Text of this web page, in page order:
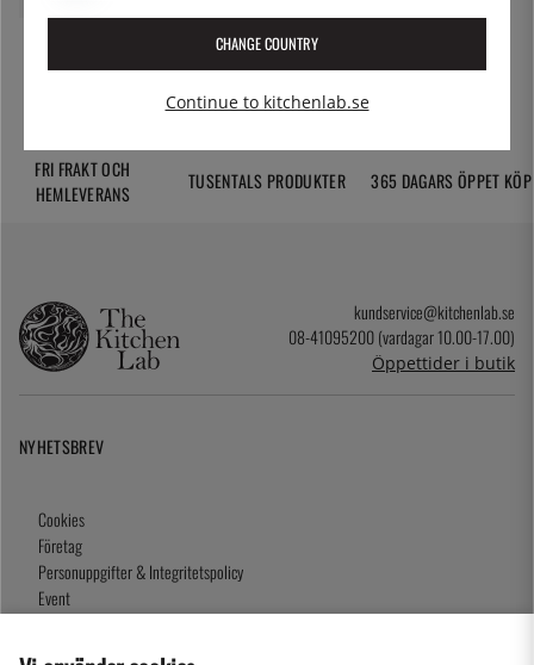
FRI FRAKT OCH
HEMLEVERANS
TUSENTALS PRODUKTER 365 DAGARS ÖPPET KÖP
kundservice@kitchenlab.se
08-41095200 (vardagar 10.00-17.00)
Öppettider i butik
NYHETSBREV
Cookies
Företag
Personuppgifter & Integritetspolicy
Event
CHANGE COUNTRY
Continue to kitchenlab.se